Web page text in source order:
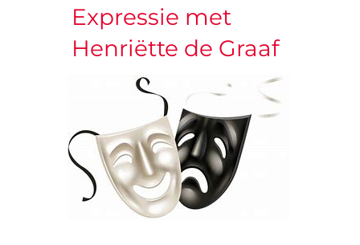
VRIJWILLIGERS & STAGIAIRES
Expressie met
Henriëtte de Graaf